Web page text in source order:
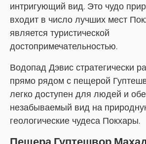
интригующий вид. Это чудо
входит в число лучших мест
является туристической
достопримечательностью.
Водопад Дэвис стратегически
прямо рядом с пещерой
легко доступен для людей и
незабываемый вид на
геологические чудеса Покхары.